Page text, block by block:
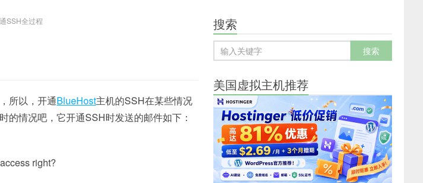
SSH全过程
所以，开通BlueHost主机的SSH在某些情况
的情况吧，它开通SSH时发送的邮件如下：
right?
搜索
美国虚拟主机推荐